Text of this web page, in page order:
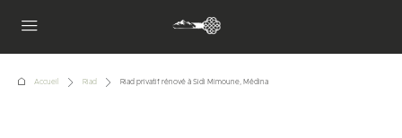
Accueil Riad Riad privatif rénové à Sidi Mimoune, Médina